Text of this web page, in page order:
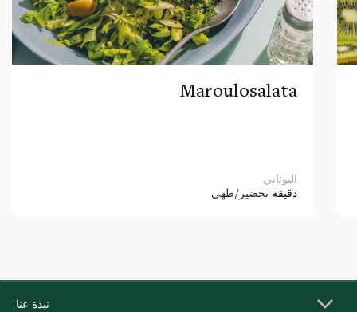
Maroulosalata
اليوناني
دقيقة تحضير/طهي
نبذة عنا